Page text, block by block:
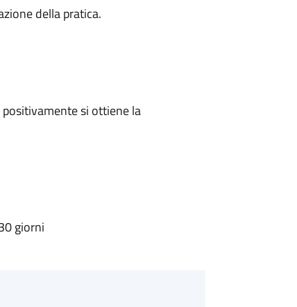
della pratica.
si ottiene la
giorni